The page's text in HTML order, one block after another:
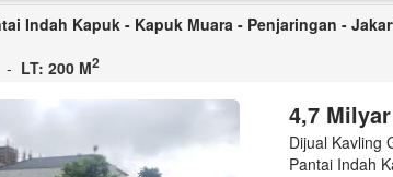
Indah Kapuk - Kapuk Muara - Penjaringan -
- LT: 200 M2
4,7
Dijual Kavling
Pantai Indah